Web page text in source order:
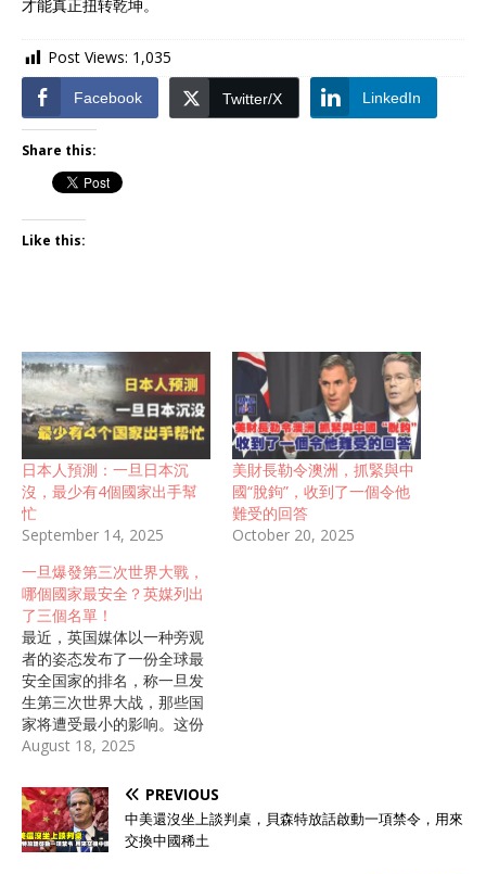
才能真正扭转乾坤。
Post Views: 1,035
Facebook Twitter/X LinkedIn
Share this:
Like this:
日本人預測：一旦日本沉
沒，最少有4個國家出手幫
忙
September 14, 2025
美財長勒令澳洲，抓緊與中
國“脫鉤”，收到了一個令他
難受的回答
October 20, 2025
一旦爆發第三次世界大戰，
哪個國家最安全？英媒列出
了三個名單！
最近，英国媒体以一种旁观
者的姿态发布了一份全球最
安全国家的排名，称一旦发
生第三次世界大战，那些国
家将遭受最小的影响。这份
名单上的三国分别是瑞士、
真的有那么安全？ 瑞士的安
全感是经历了两次世界大战
的检验得来的。自1815年维
也纳会议确立其作为永久中
August 18, 2025
PREVIOUS
中美還沒坐上談判桌，貝森特放話啟動一項禁令，用來
交換中國稀土